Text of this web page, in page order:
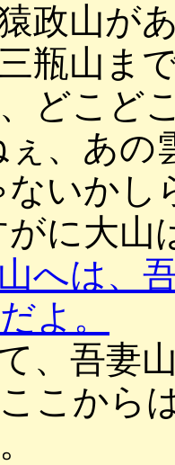
政山が
瓶山ま
どこど
ぇ、あの
ないかし
がに大山
へは、
よ。
、吾妻
こから